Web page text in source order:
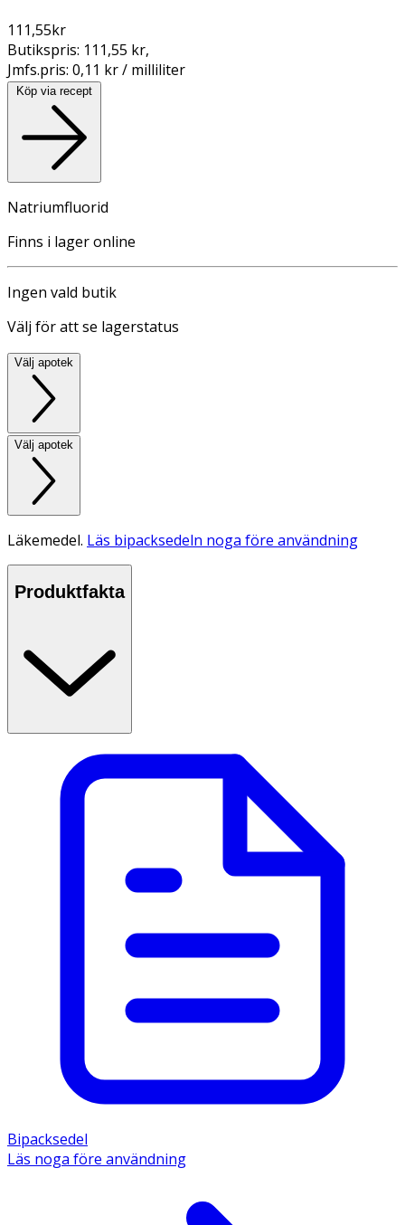
111,55kr
Butikspris: 111,55 kr,
Jmfs.pris: 0,11 kr / milliliter
Köp via recept
Natriumfluorid
Finns i lager online
Ingen vald butik
Välj för att se lagerstatus
Välj apotek
Välj apotek
Läkemedel. Läs bipacksedeln noga före användning
Produktfakta
Bipacksedel
Läs noga före användning